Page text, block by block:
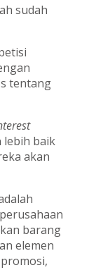
sudah
tentang
lebih baik
akan
barang
elemen